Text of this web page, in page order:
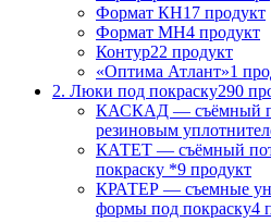
Формат КН17 продукт
Формат МН4 продукт
Контур22 продукт
«Оптима Атлант»1
2. Люки под покраску290
КАСКАД — съёмный
резиновым
КАТЕТ — съёмный
покраску *9 продукт
КРАТЕР — съемные
формы под покраску4